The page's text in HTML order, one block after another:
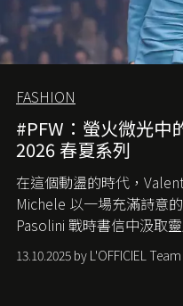
FASHION
#PFW：螢火微光
2026 春夏系列
在這個動盪的時代，
Michele 以一場充滿詩意
Pasolini 戰時書信中汲取
中找尋希望的微光。
13.10.2025 by L'OFFICIEL Team